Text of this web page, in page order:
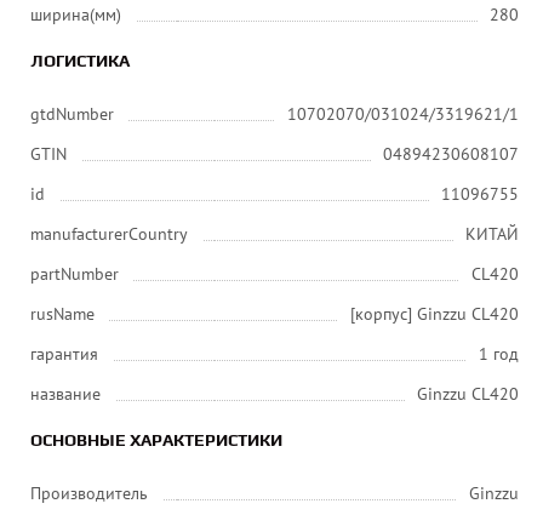
ширина(мм)
280
ЛОГИСТИКА
gtdNumber
10702070/031024/3319621/1
GTIN
04894230608107
id
11096755
manufacturerCountry
КИТАЙ
partNumber
CL420
rusName
[корпус] Ginzzu CL420
гарантия
1 год
название
Ginzzu CL420
ОСНОВНЫЕ ХАРАКТЕРИСТИКИ
Производитель Ginzzu